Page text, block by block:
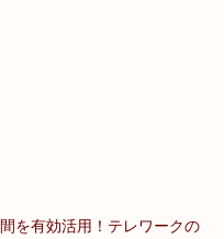
を有効活用！テレワークの